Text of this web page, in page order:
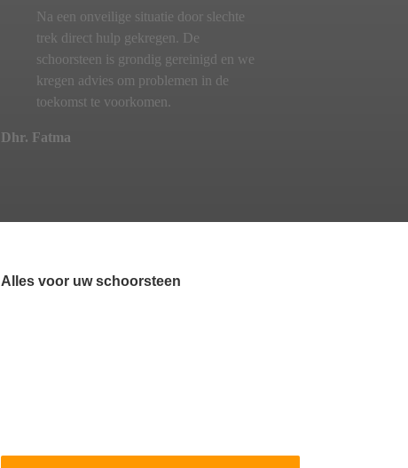
Na een onveilige situatie door slechte
trek direct hulp gekregen. De
schoorsteen is grondig gereinigd en we
kregen advies om problemen in de
toekomst te voorkomen.
Dhr. Fatma
Alles voor uw schoorsteen